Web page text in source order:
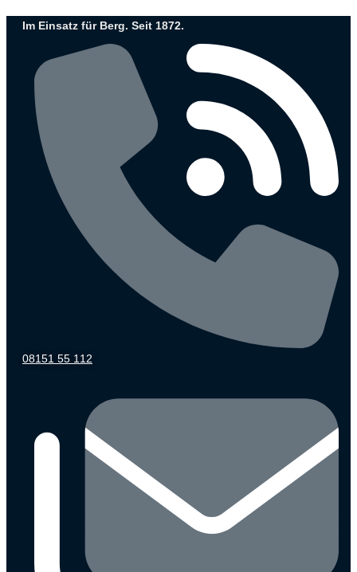
InhaltIm Einsatz für Berg. Seit 1872.
08151 55 112